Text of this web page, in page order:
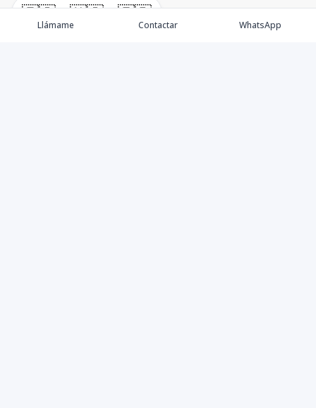
🇪🇸 🇺🇸 🇫🇷
Llámame Contactar WhatsApp